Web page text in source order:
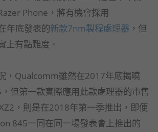
Phone，將有機會採用
年底發表的新款7nm製程處理器 ，但
上有點難度。
，Qualcomm雖然在2017年底揭曉
但第一款實際應用此款處理器的市售
，則是在2018年第一季推出，即便
845一同在同一場發表會上推出的